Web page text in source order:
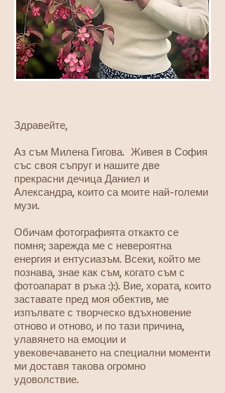
Здравейте,
Аз съм Милена Гигова. Живея в София
със своя съпруг и нашите две
прекрасни дечица Даниел и
Александра, които са моите най-големи
музи.
Обичам фотографията откакто се
помня; зарежда ме с невероятна
енергия и ентусиазъм. Всеки, който ме
познава, знае как съм, когато съм с
фотоапарат в ръка :):). Вие, хората, които
заставате пред моя обектив, ме
изпълвате с творческо вдъхновение
отново и отново, и по тази причина,
улавянето на емоции и
увековечаването на специални моменти
ми доставя такова огромно
удоволствие.